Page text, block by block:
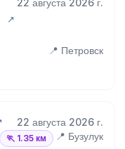
22 августа 2026 г.
📍 Петровск
22 августа 2026 г.
🏃 1.35 км 📍 Бузулук